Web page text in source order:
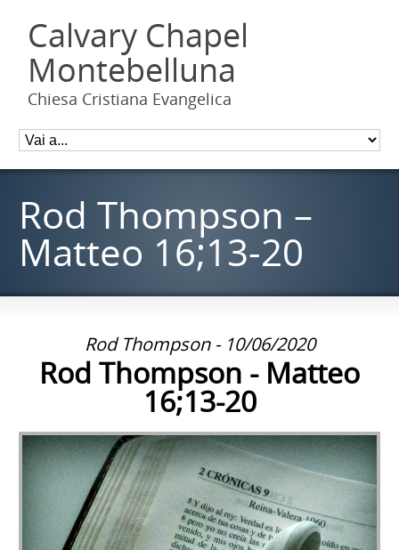
Calvary Chapel
Montebelluna
Chiesa Cristiana Evangelica
Rod Thompson –
Matteo 16;13-20
Rod Thompson - 10/06/2020
Rod Thompson - Matteo
16;13-20